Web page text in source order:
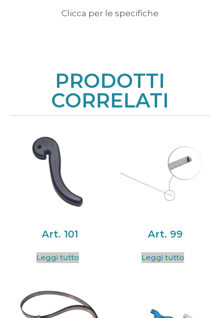
Clicca per le specifiche
PRODOTTI
CORRELATI
Art. 101
Leggi tutto
Art. 99
Leggi tutto